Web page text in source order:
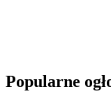
Popularne